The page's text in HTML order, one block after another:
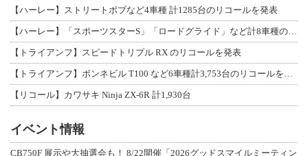
【ハーレー】ストリートボブなど4車種 計1285台のリコールを発表
【ハーレー】「スポーツスターS」「ロードグライド」など計8車種のリコールを発表
【トライアンフ】スピードトリプル RX のリコールを発表
【トライアンフ】ボンネビル T100 など6車種計3,753台のリコールを発表
【リコール】カワサキ Ninja ZX-6R 計1,930台
イベント情報
CB750F 展示や大抽選会も！ 8/22開催「2026グッドスマイルミーティン